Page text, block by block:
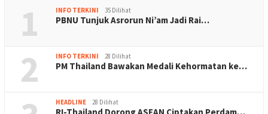
1 INFO TERKINI 35 Dilihat
PBNU Tunjuk Asrorun Ni’am Jadi Rai…
2 INFO TERKINI 28 Dilihat
PM Thailand Bawakan Medali Kehormatan ke…
HEADLINE 28 Dilihat